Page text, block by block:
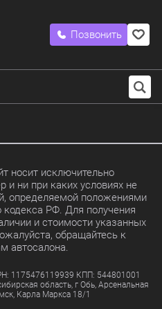
Позвонить
носит исключительно
и ни при каких условиях не
определяемой положениями
кодекса РФ. Для получения
и стоимости указанных
обращайтесь к
автосалона.
1175476119939 КПП: 544801001
область, г Обь, Арсенальная
Карла Маркса 18/1